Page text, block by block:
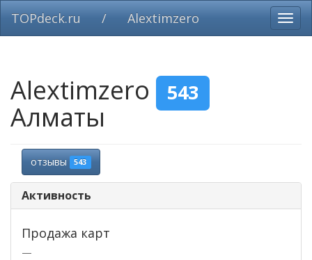
TOPdeck.ru / Alextimzero
Alextimzero 543
Алматы
отзывы 543
Активность
Продажа карт
—